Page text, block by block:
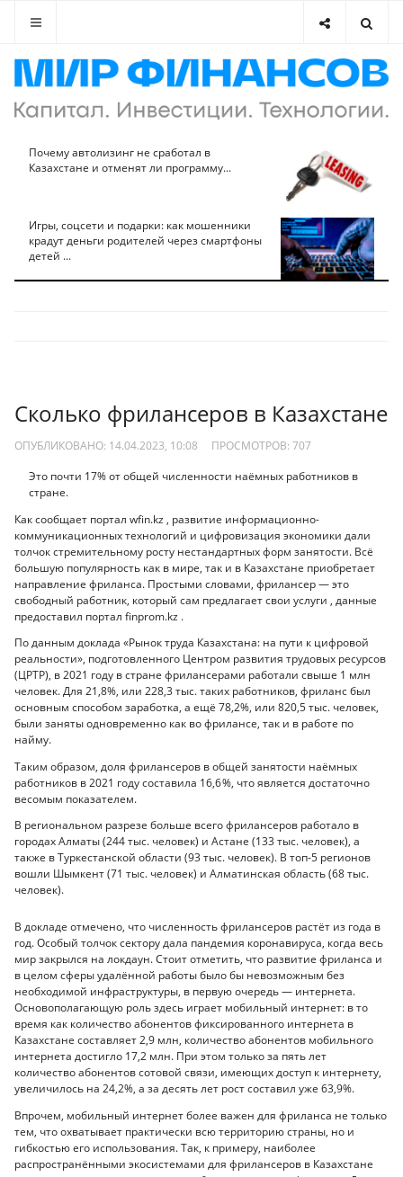
Почему автолизинг не сработал в
Казахстане и отменят ли программу...
Игры, соцсети и подарки: как мошенники
крадут деньги родителей через смартфоны
детей ...
Сколько фрилансеров в Казахстане
ОПУБЛИКОВАНО: 14.04.2023, 10:08 ПРОСМОТРОВ: 707
Это почти 17% от общей численности наёмных работников в
стране.
Как сообщает портал wfin.kz , развитие информационно-
коммуникационных технологий и цифровизация экономики дали
толчок стремительному росту нестандартных форм занятости. Всё
большую популярность как в мире, так и в Казахстане приобретает
направление фриланса. Простыми словами, фрилансер — это
свободный работник, который сам предлагает свои услуги , данные
предоставил портал finprom.kz .
По данным доклада «Рынок труда Казахстана: на пути к цифровой
реальности», подготовленного Центром развития трудовых ресурсов
(ЦРТР), в 2021 году в стране фрилансерами работали свыше 1 млн
человек. Для 21,8%, или 228,3 тыс. таких работников, фриланс был
основным способом заработка, а ещё 78,2%, или 820,5 тыс. человек,
были заняты одновременно как во фрилансе, так и в работе по
найму.
Таким образом, доля фрилансеров в общей занятости наёмных
работников в 2021 году составила 16,6 %, что является достаточно
весомым показателем.
В региональном разрезе больше всего фрилансеров работало в
городах Алматы (244 тыс. человек) и Астане (133 тыс. человек), а
также в Туркестанской области (93 тыс. человек). В топ-5 регионов
вошли Шымкент (71 тыс. человек) и Алматинская область (68 тыс.
человек).
В докладе отмечено, что численность фрилансеров растёт из года в
год. Особый толчок сектору дала пандемия коронавируса, когда весь
мир закрылся на локдаун. Стоит отметить, что развитие фриланса и
в целом сферы удалённой работы было бы невозможным без
необходимой инфраструктуры, в первую очередь — интернета.
Основополагающую роль здесь играет мобильный интернет: в то
время как количество абонентов фиксированного интернета в
Казахстане составляет 2,9 млн, количество абонентов мобильного
интернета достигло 17,2 млн. При этом только за пять лет
количество абонентов сотовой связи, имеющих доступ к интернету,
увеличилось на 24,2%, а за десять лет рост составил уже 63,9%.
Впрочем, мобильный интернет более важен для фриланса не только
тем, что охватывает практически всю территорию страны, но и
гибкостью его использования. Так, к примеру, наиболее
распространёнными экосистемами для фрилансеров в Казахстане